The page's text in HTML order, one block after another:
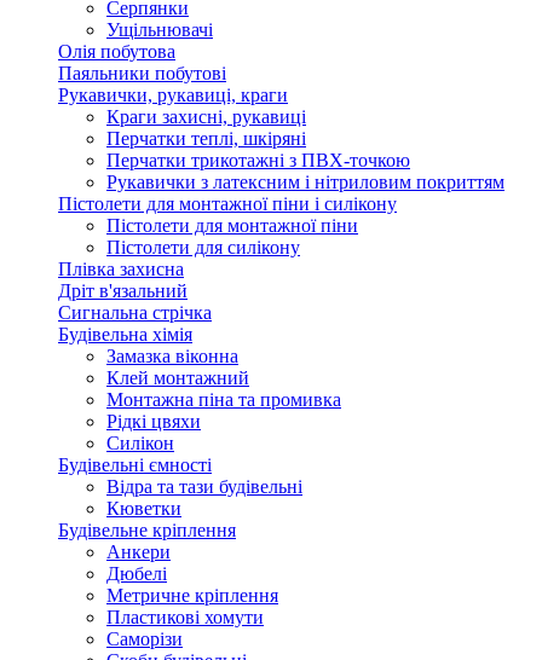
Серпянки
Ущільнювачі
Олія побутова
Паяльники побутові
Рукавички, рукавиці, краги
Краги захисні, рукавиці
Перчатки теплі, шкіряні
Перчатки трикотажні з ПВХ-точкою
Рукавички з латексним і нітриловим покриттям
Пістолети для монтажної піни і силікону
Пістолети для монтажної піни
Пістолети для силікону
Плівка захисна
Дріт в'язальний
Сигнальна стрічка
Будівельна хімія
Замазка віконна
Клей монтажний
Монтажна піна та промивка
Рідкі цвяхи
Силікон
Будівельні ємності
Відра та тази будівельні
Кюветки
Будівельне кріплення
Анкери
Дюбелі
Метричне кріплення
Пластикові хомути
Саморізи